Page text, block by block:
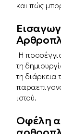
και πώς
Η
τη
τη διάρκεια
ιστού.
Οφέλη